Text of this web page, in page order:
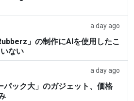
a day ago
」の制作にAIを使用したこ
ない
a day ago
パック大」のガジェット、価格